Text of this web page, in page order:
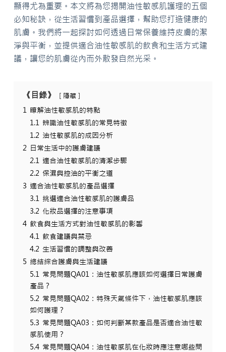
顯得尤為重要。本文將為您揭開油性敏感肌護理的五個
必知秘訣，從生活習慣到產品選擇，幫助您打造健康的
肌膚。我們將一起探討如何透過日常保養維持皮膚的潔
淨與平衡，並提供適合油性敏感肌的飲食和生活方式建
議，讓您的肌膚從內而外散發自然光采。
《目錄》 隱藏
1 瞭解油性敏感肌的特點
1.1 辨識油性敏感肌的常見特徵
1.2 油性敏感肌的成因分析
2 日常生活中的護膚建議
2.1 適合油性敏感肌的清潔步驟
2.2 保濕與控油的平衡之道
3 適合油性敏感肌的產品選擇
3.1 挑選適合油性敏感肌的護膚品
3.2 化妝品選擇的注意事項
4 飲食與生活方式對油性敏感肌的影響
4.1 飲食建議與禁忌
4.2 生活習慣的調整與改善
5 總結綜合護膚與生活建議
5.1 常見問題QA01：油性敏感肌應該如何選擇日常護膚
產品？
5.2 常見問題QA02：特殊天氣條件下，油性敏感肌應該
如何護理？
5.3 常見問題QA03：如何判斷某款產品是否適合油性敏
感肌使用？
5.4 常見問題QA04：油性敏感肌在化妝時應注意哪些問